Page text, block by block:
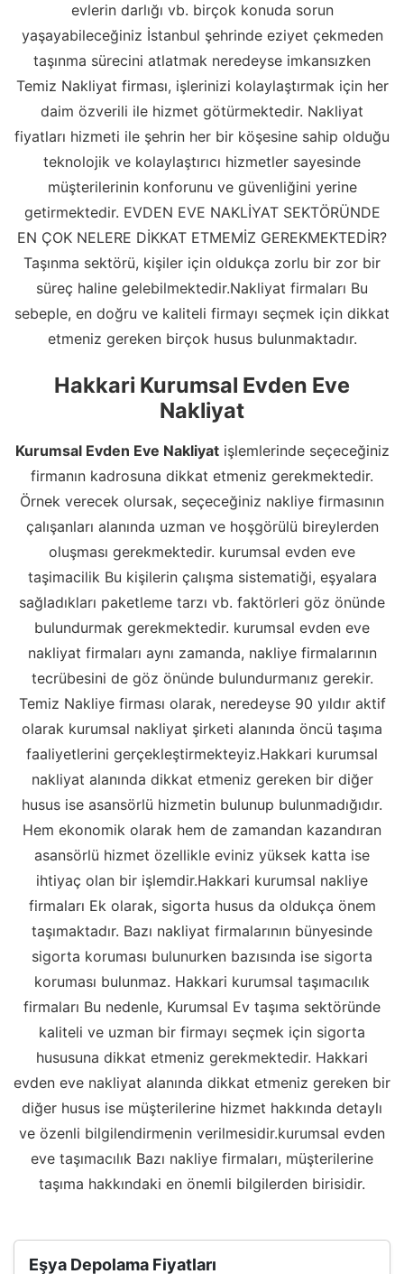
evlerin darlığı vb. birçok konuda sorun
yaşayabileceğiniz İstanbul şehrinde eziyet çekmeden
taşınma sürecini atlatmak neredeyse imkansızken
Temiz Nakliyat firması, işlerinizi kolaylaştırmak için her
daim özverili ile hizmet götürmektedir. Nakliyat
fiyatları hizmeti ile şehrin her bir köşesine sahip olduğu
teknolojik ve kolaylaştırıcı hizmetler sayesinde
müşterilerinin konforunu ve güvenliğini yerine
getirmektedir. EVDEN EVE NAKLİYAT SEKTÖRÜNDE
EN ÇOK NELERE DİKKAT ETMEMİZ GEREKMEKTEDİR?
Taşınma sektörü, kişiler için oldukça zorlu bir zor bir
süreç haline gelebilmektedir.Nakliyat firmaları Bu
sebeple, en doğru ve kaliteli firmayı seçmek için dikkat
etmeniz gereken birçok husus bulunmaktadır.
Hakkari Kurumsal Evden Eve
Nakliyat
Kurumsal Evden Eve Nakliyatişlemlerinde seçeceğiniz
firmanın kadrosuna dikkat etmeniz gerekmektedir.
Örnek verecek olursak, seçeceğiniz nakliye firmasının
çalışanları alanında uzman ve hoşgörülü bireylerden
oluşması gerekmektedir. kurumsal evden eve
taşimacilik Bu kişilerin çalışma sistematiği, eşyalara
sağladıkları paketleme tarzı vb. faktörleri göz önünde
bulundurmak gerekmektedir. kurumsal evden eve
nakliyat firmaları aynı zamanda, nakliye firmalarının
tecrübesini de göz önünde bulundurmanız gerekir.
Temiz Nakliye firması olarak, neredeyse 90 yıldır aktif
olarak kurumsal nakliyat şirketi alanında öncü taşıma
faaliyetlerini gerçekleştirmekteyiz.Hakkari kurumsal
nakliyat alanında dikkat etmeniz gereken bir diğer
husus ise asansörlü hizmetin bulunup bulunmadığıdır.
Hem ekonomik olarak hem de zamandan kazandıran
asansörlü hizmet özellikle eviniz yüksek katta ise
ihtiyaç olan bir işlemdir.Hakkari kurumsal nakliye
firmaları Ek olarak, sigorta husus da oldukça önem
taşımaktadır. Bazı nakliyat firmalarının bünyesinde
sigorta koruması bulunurken bazısında ise sigorta
koruması bulunmaz. Hakkari kurumsal taşımacılık
firmaları Bu nedenle, Kurumsal Ev taşıma sektöründe
kaliteli ve uzman bir firmayı seçmek için sigorta
hususuna dikkat etmeniz gerekmektedir. Hakkari
evden eve nakliyat alanında dikkat etmeniz gereken bir
diğer husus ise müşterilerine hizmet hakkında detaylı
ve özenli bilgilendirmenin verilmesidir.kurumsal evden
eve taşımacılık Bazı nakliye firmaları, müşterilerine
taşıma hakkındaki en önemli bilgilerden birisidir.
Eşya Depolama Fiyatları